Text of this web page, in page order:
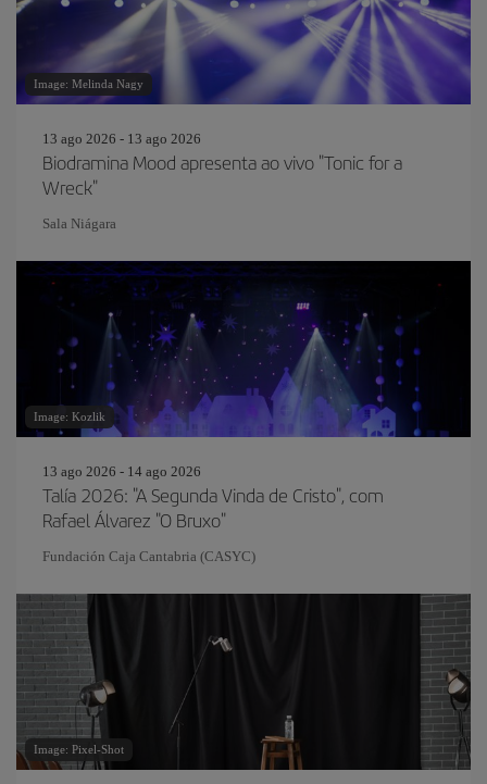
Image: Melinda Nagy
13 ago 2026 - 13 ago 2026
Biodramina Mood apresenta ao vivo "Tonic for a
Wreck"
Sala Niágara
Image: Kozlik
13 ago 2026 - 14 ago 2026
Talía 2026: "A Segunda Vinda de Cristo", com
Rafael Álvarez "O Bruxo"
Fundación Caja Cantabria (CASYC)
Image: Pixel-Shot